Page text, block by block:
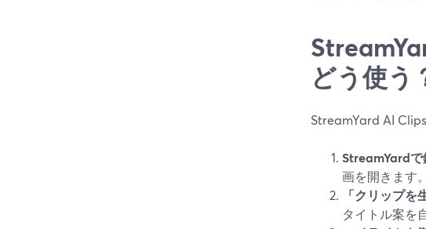
どう使う
StreamYard AI
StreamYardで
画を開きます。
「クリップを
タイトル案を